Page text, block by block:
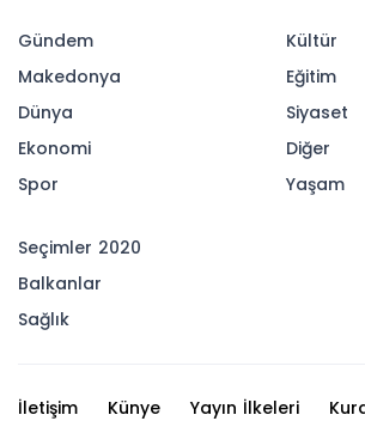
Gündem
Makedonya
Dünya
Ekonomi
Spor
Kültür
Eğitim
Siyaset
Diğer
Yaşam
Seçimler 2020
Balkanlar
Sağlık
İletişim Künye Yayın İlkeleri